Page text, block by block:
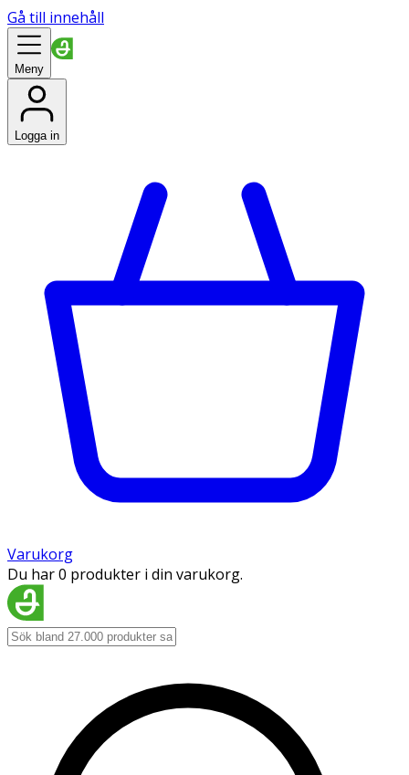
Gå till innehåll
Meny
Logga in
Varukorg
Du har 0 produkter i din varukorg.